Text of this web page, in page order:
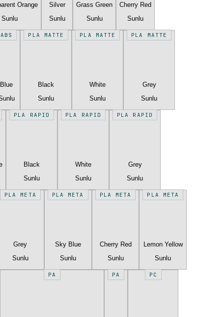
Orange
Sunlu
Silver
Sunlu
Grass Green
Sunlu
Cherry Red
Sunlu
ABS
Blue
PLA MATTE
Black
Sunlu
PLA MATTE
White
Sunlu
PLA MATTE
Grey
Sunlu
PLA RAPID
Black
Sunlu
PLA RAPID
White
Sunlu
PLA RAPID
Grey
Sunlu
PLA META
Grey
Sunlu
PLA META
Sky Blue
Sunlu
PLA META
Cherry Red
Sunlu
PLA META
Lemon Yellow
Sunlu
PA PA PC